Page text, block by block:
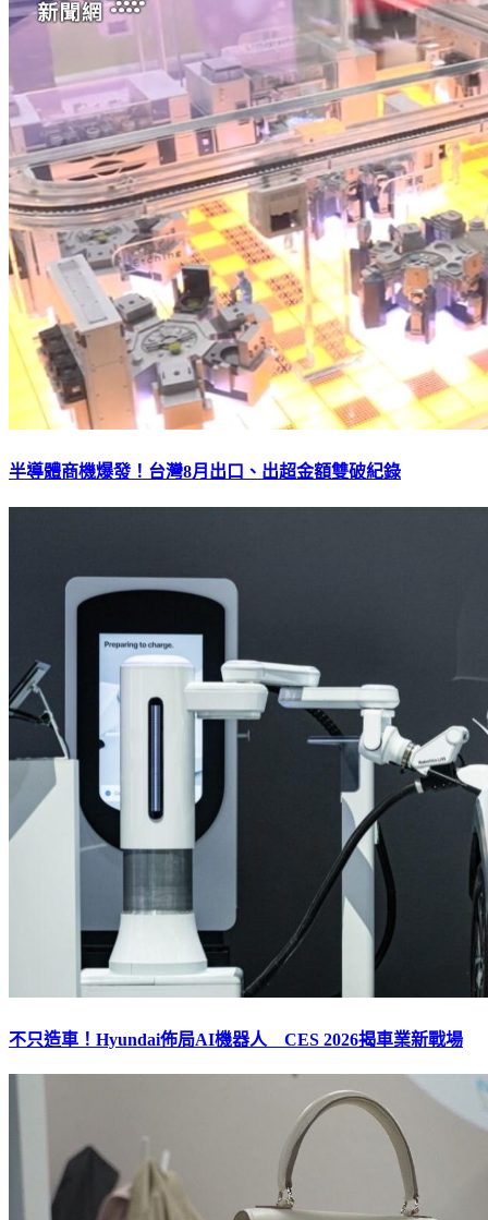
半導體商機爆發！台灣8月出口、出超金額雙破紀錄
不只造車！Hyundai佈局AI機器人 CES 2026揭車業新戰場